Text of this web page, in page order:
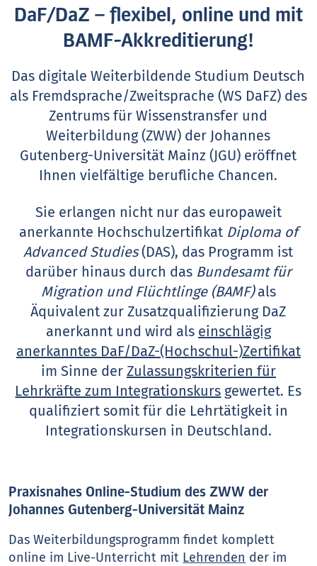
DaF/DaZ – flexibel, online und mit
BAMF-Akkreditierung!
Das digitale Weiterbildende Studium Deutsch
als Fremdsprache/Zweitsprache (WS DaFZ) des
Zentrums für Wissenstransfer und
Weiterbildung (ZWW) der Johannes
Gutenberg-Universität Mainz (JGU) eröffnet
Ihnen vielfältige berufliche Chancen.
Sie erlangen nicht nur das europaweit
anerkannte Hochschulzertifikat Diploma of
Advanced Studies(DAS), das Programm ist
darüber hinaus durch das Bundesamt für
Migration und Flüchtlinge (BAMF)als
Äquivalent zur Zusatzqualifizierung DaZ
anerkannt und wird als einschlägig
anerkanntes DaF/DaZ-(Hochschul-)Zertifikat
im Sinne der Zulassungskriterien für
Lehrkräfte zum Integrationskurs gewertet. Es
qualifiziert somit für die Lehrtätigkeit in
Integrationskursen in Deutschland.
Praxisnahes Online-Studium des ZWW der
Johannes Gutenberg-Universität Mainz
Das Weiterbildungsprogramm findet komplett
online im Live-Unterricht mit Lehrenden der im